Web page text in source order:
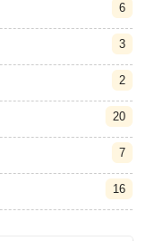
6
3
2
20
7
16